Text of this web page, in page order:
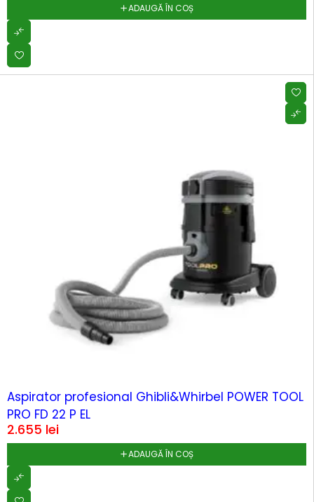
ADAUGĂ ÎN COȘ
Aspirator profesional Ghibli&Whirbel POWER TOOL
PRO FD 22 P EL
2.655 lei
ADAUGĂ ÎN COȘ